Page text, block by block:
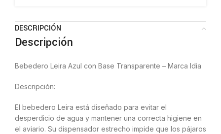
DESCRIPCIÓN
Descripción
Bebedero Leira Azul con Base Transparente – Marca Idia
Descripción:
El bebedero Leira está diseñado para evitar el
desperdicio de agua y mantener una correcta higiene en
el aviario. Su dispensador estrecho impide que los pájaros